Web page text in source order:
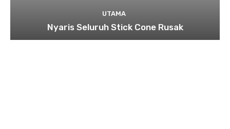
UTAMA
Nyaris Seluruh Stick Cone Rusak